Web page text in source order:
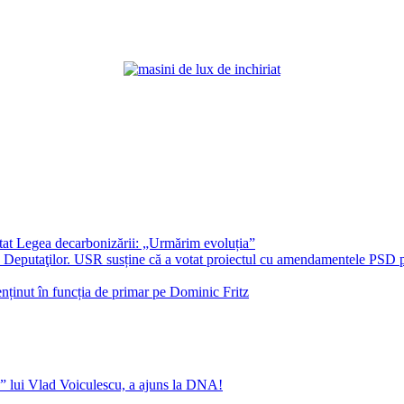
Legea decarbonizării: „Urmărim evoluția”
USR susține că a votat proiectul cu amendamentele
în funcția de primar pe Dominic Fritz
lui Vlad Voiculescu, a ajuns la DNA!